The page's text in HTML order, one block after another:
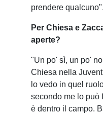
prendere qualcuno".
Per Chiesa e
aperte?
"Un po' sì, un po'
Chiesa nella
lo vedo in quel
secondo me lo può
è dentro il campo.